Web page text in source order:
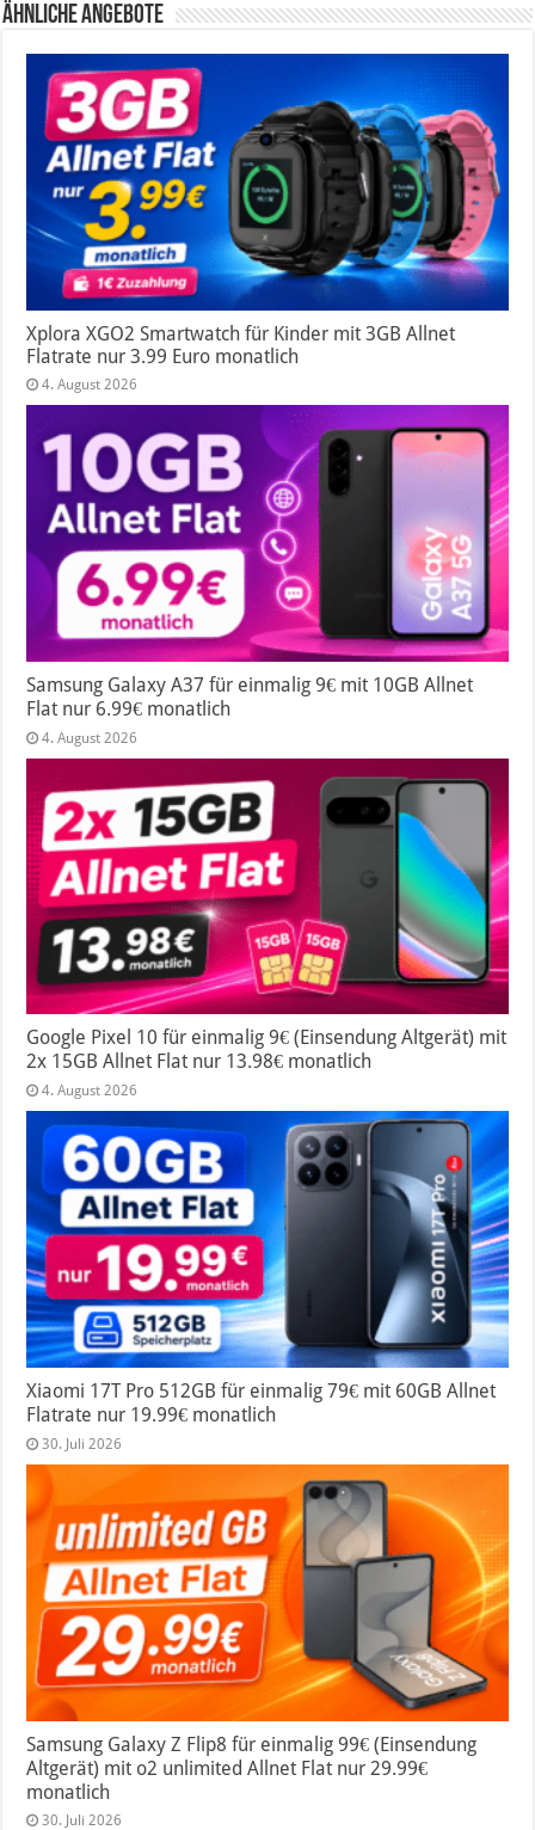
Ähnliche Angebote
Xplora XGO2 Smartwatch für Kinder mit 3GB Allnet
Flatrate nur 3.99 Euro monatlich
4. August 2026
Samsung Galaxy A37 für einmalig 9€ mit 10GB Allnet
Flat nur 6.99€ monatlich
4. August 2026
Google Pixel 10 für einmalig 9€ (Einsendung Altgerät) mit
2x 15GB Allnet Flat nur 13.98€ monatlich
4. August 2026
Xiaomi 17T Pro 512GB für einmalig 79€ mit 60GB Allnet
Flatrate nur 19.99€ monatlich
30. Juli 2026
Samsung Galaxy Z Flip8 für einmalig 99€ (Einsendung
Altgerät) mit o2 unlimited Allnet Flat nur 29.99€
monatlich
30. Juli 2026